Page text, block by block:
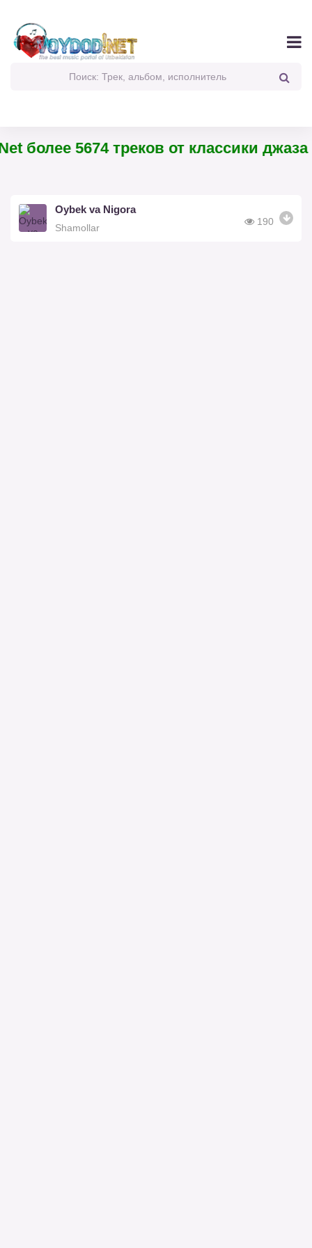
более 5674 треков от классики джаза
Oybek va Nigora
Shamollar
190